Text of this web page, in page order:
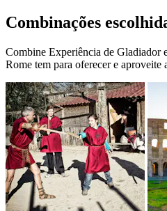
Combinações
Combine Experiência de Gladiador
Rome tem para oferecer e aproveite